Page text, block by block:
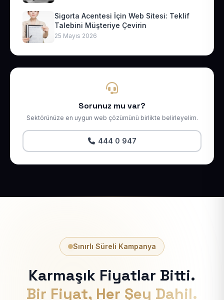
Sigorta Acentesi İçin Web Sitesi: Teklif
Talebini Müşteriye Çevirin
25 Mayıs 2026
Sorunuz mu var?
Sektörünüze en uygun web çözümünü birlikte belirleyelim.
444 0 947
Sınırlı Süreli Kampanya
Karmaşık Fiyatlar Bitti.
Bir Fiyat, Her Şey Dahil.